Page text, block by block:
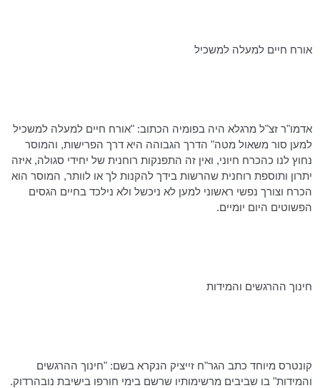
אורח חיים למעלה למשכיל
אדמו"ר זצ"ל מרגלא היה בפומיה הכתוב: "אורח חיים למעלה למשכיל
למען סור משאול מטה" הדרך הגבוהה היא דרך הפרישות, והמוסר
נחוץ לנו כהכרח חיוני, ואין זה התפנקות רוחנית של יחידי סגולה, איזה
יתרון ותוספת רוחנית שהרשות בידך להקנות לך או לוותר, המוסר הוא
הכרח וצורך נפשי ראשוני למען לא ניכשל ולא נילכד בחיים הגסים
הפשוטים היום יומיים.
חינוך ההרגשים והמידות
קונטרס מיוחד כתב הגר"ח זייציק הנקרא בשם: "חינוך ההרגשים
והמידות" בו שביבים מרשימותיו שרשם בימי חורפו בישיבת נובהרדוק.